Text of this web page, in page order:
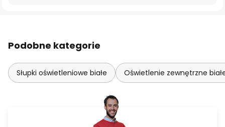
Podobne kategorie
Słupki oświetleniowe białe Oświetlenie zewnętrzne